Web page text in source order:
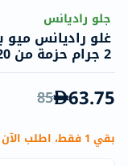
جلو راديانس
2 جرام حزمة من 20
63.75
85
بقي 1 فقط، اطلب الآن